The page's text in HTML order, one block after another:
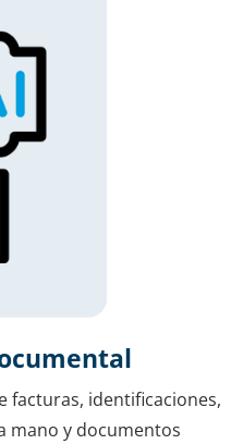
facturas, identificaciones,
mano y documentos